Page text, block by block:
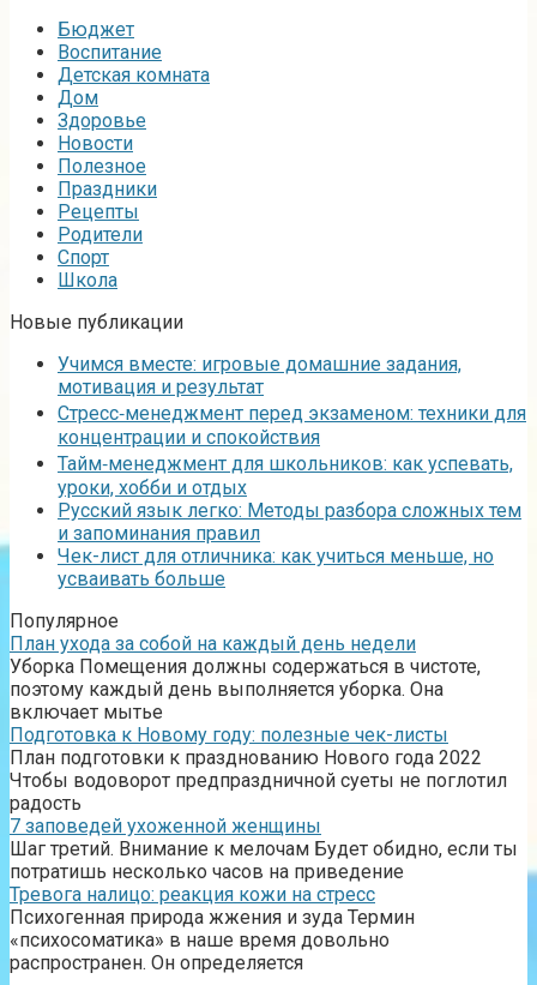
Бюджет
Воспитание
Детская комната
Дом
Здоровье
Новости
Полезное
Праздники
Рецепты
Родители
Спорт
Школа
Новые публикации
Учимся вместе: игровые домашние задания,
мотивация и результат
Стресс‑менеджмент перед экзаменом: техники для
концентрации и спокойствия
Тайм‑менеджмент для школьников: как успевать,
уроки, хобби и отдых
Русский язык легко: Методы разбора сложных тем
и запоминания правил
Чек-лист для отличника: как учиться меньше, но
усваивать больше
Популярное
План ухода за собой на каждый день недели
Уборка Помещения должны содержаться в чистоте,
поэтому каждый день выполняется уборка. Она
включает мытье
Подготовка к Новому году: полезные чек-листы
План подготовки к празднованию Нового года 2022
Чтобы водоворот предпраздничной суеты не поглотил
радость
7 заповедей ухоженной женщины
Шаг третий. Внимание к мелочам Будет обидно, если ты
потратишь несколько часов на приведение
Тревога налицо: реакция кожи на стресс
Психогенная природа жжения и зуда Термин
«психосоматика» в наше время довольно
распространен. Он определяется